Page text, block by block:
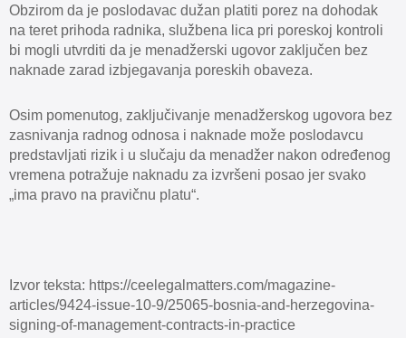
Obzirom da je poslodavac dužan platiti porez na dohodak
na teret prihoda radnika, službena lica pri poreskoj kontroli
bi mogli utvrditi da je menadžerski ugovor zaključen bez
naknade zarad izbjegavanja poreskih obaveza.
Osim pomenutog, zaključivanje menadžerskog ugovora bez
zasnivanja radnog odnosa i naknade može poslodavcu
predstavljati rizik i u slučaju da menadžer nakon određenog
vremena potražuje naknadu za izvršeni posao jer svako
„ima pravo na pravičnu platu“.
Izvor teksta: https://ceelegalmatters.com/magazine-
articles/9424-issue-10-9/25065-bosnia-and-herzegovina-
signing-of-management-contracts-in-practice